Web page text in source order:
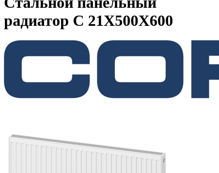
радиатор C 21Х500Х600